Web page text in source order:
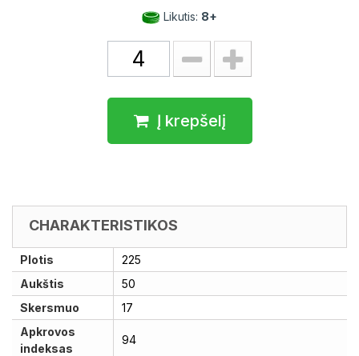
Likutis: 8+
Į krepšelį
CHARAKTERISTIKOS
Plotis
225
Aukštis
50
Skersmuo
17
Apkrovos
indeksas
94